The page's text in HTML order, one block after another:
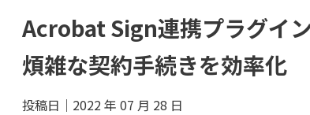
Acrobat Sign連携プラグイ
煩雑な契約手続きを効率化
投稿日｜2022 年 07 月 28 日